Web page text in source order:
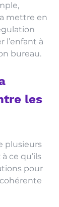
mettre en
l’enfant à
bureau.
les
plusieurs
ce qu’ils
pour